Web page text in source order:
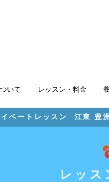
いて レッスン・料金
イベートレッスン 江東 豊
レッス